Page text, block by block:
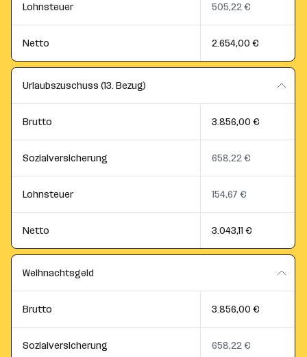
Lohnsteuer 505,22 €
Netto 2.654,00 €
Urlaubszuschuss (13. Bezug)
Brutto 3.856,00 €
Sozialversicherung 658,22 €
Lohnsteuer 154,67 €
Netto 3.043,11 €
Weihnachtsgeld
Brutto 3.856,00 €
Sozialversicherung 658,22 €